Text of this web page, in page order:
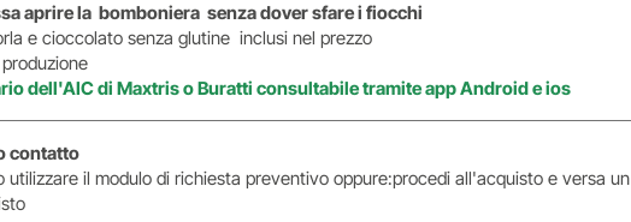
aprire la bomboniera senza dover sfare i fiocchi
e cioccolato senza glutine inclusi nel prezzo
dell'AIC di Maxtris o Buratti consultabile tramite app Android e ios
contatto
il modulo di richiesta preventivo oppure:procedi all'acquisto e versa un